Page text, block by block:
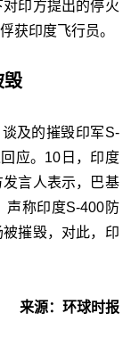
印方提出的停火
获印度飞行员。
毁
及的摧毁印军S-
应。10日，印度
言人表示，巴基
声称印度S-400防
摧毁，对此，印
来源：环球时报